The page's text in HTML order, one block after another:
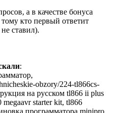
а в качестве бонуса
кто первый ответит
ставил).
:
,
obzory/224-tl866cs-
на русском tl866 ii plus
megaavr starter kit, tl866